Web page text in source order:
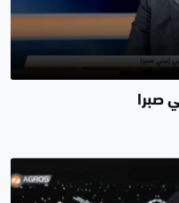
صبرا